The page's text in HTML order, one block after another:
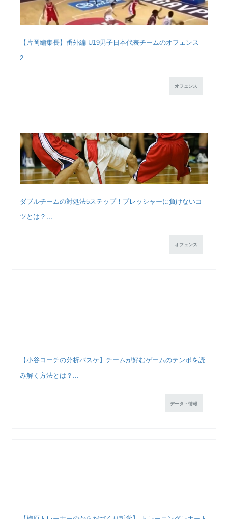
【片岡編集長】番外編 U19男子日本代表チームのオフェンス
2...
オフェンス
ダブルチームの対処法5ステップ！プレッシャーに負けないコ
ツとは？...
オフェンス
【小谷コーチの分析バスケ】チームが好むゲームのテンポを読
み解く方法とは？...
データ・情報